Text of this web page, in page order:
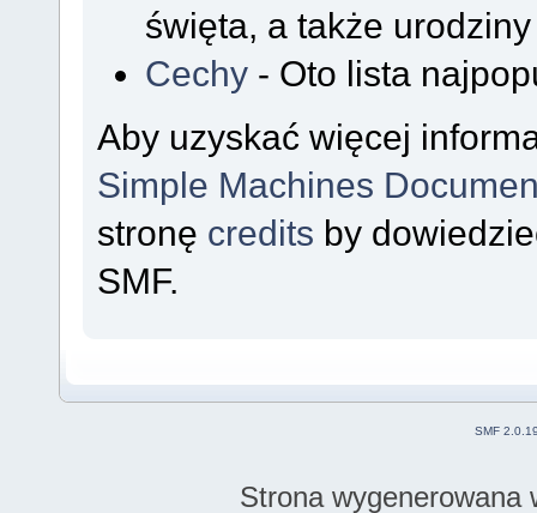
święta, a także
Cechy - Oto lista
Aby uzyskać więcej
Simple Machines
stronę credits by
SMF.
SMF
Strona wygenerowana